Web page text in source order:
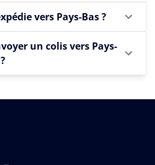
vers Pays-Bas ?
un colis vers Pays-